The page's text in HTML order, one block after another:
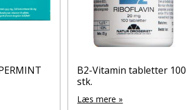
B2-Vitamin tabletter 100
stk.
Læs mere »